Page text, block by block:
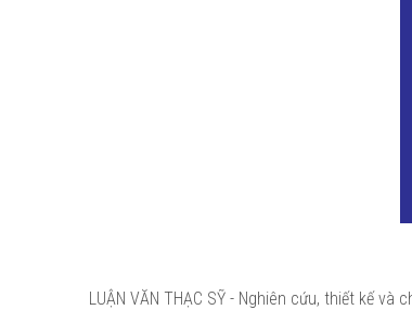
LUẬN VĂN THẠC SỸ - Nghiên cứu, thiết kế